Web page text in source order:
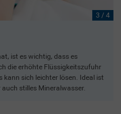
3 / 4
ist es wichtig, dass es
die erhöhte Flüssigkeitszufuhr
kann sich leichter lösen. Ideal ist
stilles Mineralwasser.